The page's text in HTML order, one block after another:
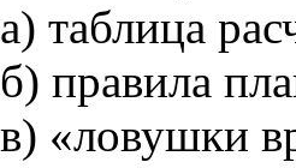
а) таблица
б) правила
в) «ловушки